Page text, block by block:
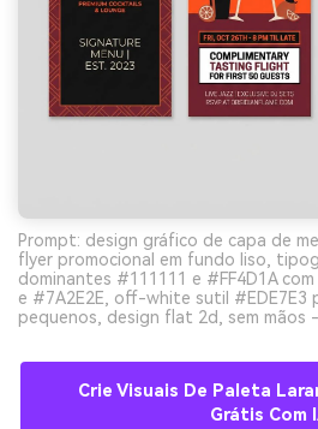
Prompt: design gráfico de capa de
flyer promocional em fundo liso,
dominantes #111111 e #FF4D1A
e #7A2E2E, off-white sutil #EDE7E3
pequenos, design flat 2d, sem mãos
Crie Visuais De Paleta
Grátis Com